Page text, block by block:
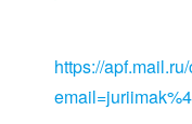
https://